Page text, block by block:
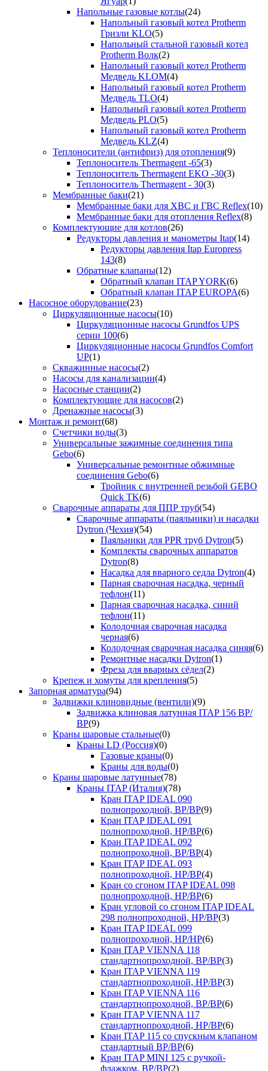
Напольные газовые котлы(24)
Напольный газовый котел Protherm
Гризли KLO(5)
Напольный стальной газовый котел
Protherm Волк(2)
Напольный газовый котел Protherm
Медведь KLOM(4)
Напольный газовый котел Protherm
Медведь TLO(4)
Напольный газовый котел Protherm
Медведь PLO(5)
Напольный газовый котел Protherm
Медведь KLZ(4)
Теплоносители (антифриз) для отопления(9)
Теплоноситель Thermagent -65(3)
Теплоноситель Thermagent EKO -30(3)
Теплоноситель Thermagent - 30(3)
Мембранные баки(21)
Мембранные баки для ХВС и ГВС Reflex(10)
Мембранные баки для отопления Reflex(8)
Комплектующие для котлов(26)
Редукторы давления и манометры Itap(14)
Редукторы давления Itap Europress
143(8)
Обратные клапаны(12)
Обратный клапан ITAP YORK(6)
Обратный клапан ITAP EUROPA(6)
Насосное оборудование(23)
Циркуляционные насосы(10)
Циркуляционные насосы Grundfos UPS
серии 100(6)
Циркуляционные насосы Grundfos Comfort
UP(1)
Скважинные насосы(2)
Насосы для канализации(4)
Насосные станции(2)
Комплектующие для насосов(2)
Дренажные насосы(3)
Монтаж и ремонт(68)
Счетчики воды(3)
Универсальные зажимные соединения типа
Gebo(6)
Универсальные ремонтные обжимные
соединения Gebo(6)
Тройник с внутренней резьбой GEBO
Quick TK(6)
Сварочные аппараты для ППР труб(54)
Сварочные аппараты (паяльники) и насадки
Dytron (Чехия)(54)
Паяльники для PPR труб Dytron(5)
Комплекты сварочных аппаратов
Dytron(8)
Насадка для вварного седла Dytron(4)
Парная сварочная насадка, черный
тефлон(11)
Парная сварочная насадка, синий
тефлон(11)
Колодочная сварочная насадка
черная(6)
Колодочная сварочная насадка синяя(6)
Ремонтные насадки Dytron(1)
Фреза для вварных сёдел(2)
Крепеж и хомуты для крепления(5)
Запорная арматура(94)
Задвижки клиновидные (вентили)(9)
Задвижка клиновая латунная ITAP 156 ВР/
ВР(9)
Краны шаровые стальные(0)
Краны LD (Россия)(0)
Газовые краны(0)
Краны для воды(0)
Краны шаровые латунные(78)
Краны ITAP (Италия)(78)
Кран ITAP IDEAL 090
полнопроходной, ВР/ВР(9)
Кран ITAP IDEAL 091
полнопроходной, НР/ВР(6)
Кран ITAP IDEAL 092
полнопроходной, ВР/ВР(4)
Кран ITAP IDEAL 093
полнопроходной, НР/ВР(4)
Кран со сгоном ITAP IDEAL 098
полнопроходной, НР/ВР(6)
Кран угловой со сгоном ITAP IDEAL
298 полнопроходной, НР/ВР(3)
Кран ITAP IDEAL 099
полнопроходной, НР/НР(6)
Кран ITAP VIENNA 118
стандартнопроходной, ВР/ВР(3)
Кран ITAP VIENNA 119
стандартнопроходной, НР/ВР(3)
Кран ITAP VIENNA 116
стандартнопроходной, ВР/ВР(6)
Кран ITAP VIENNA 117
стандартнопроходной, НР/ВР(6)
Кран ITAP 115 со спускным клапаном
стандартный ВР/ВР(6)
Кран ITAP MINI 125 с ручкой-
флажком, ВР/ВР(2)